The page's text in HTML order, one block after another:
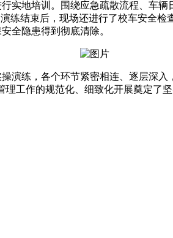
地培训。围绕应急疏散流程、车辆
练结束后，现场还进行了校车安全
全隐患得到彻底清除。
练，各个环节紧密相连、逐层深入
工作的规范化、细致化开展奠定了坚